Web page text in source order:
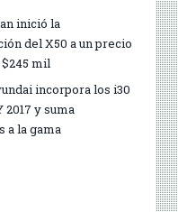
inició la
del X50 a un precio
mil
incorpora los i30
y suma
a la gama